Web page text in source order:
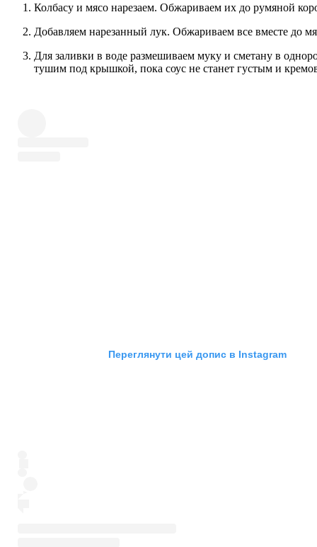
Колбасу и мясо нарезаем. Обжариваем их до румяной
Добавляем нарезанный лук. Обжариваем все вместе до
Для заливки в воде размешиваем муку и сметану в однородную жидкость. Вливаем это в картофель, мешаем и
тушим под крышкой, пока соус не станет густым и
Переглянути цей допис в Instagram